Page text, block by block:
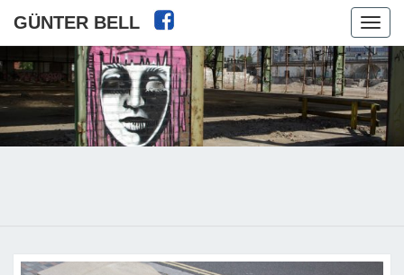
GÜNTER BELL